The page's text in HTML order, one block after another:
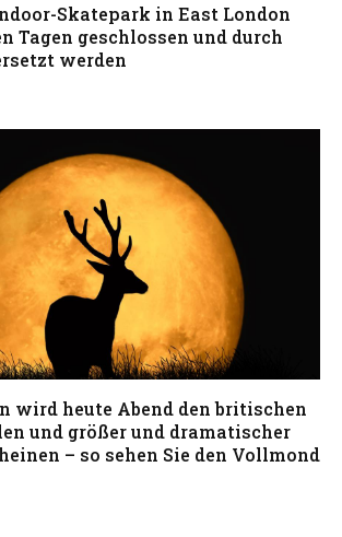
Skatepark in East London
Tagen geschlossen und durch
werden
wird heute Abend den britischen
und größer und dramatischer
– so sehen Sie den Vollmond